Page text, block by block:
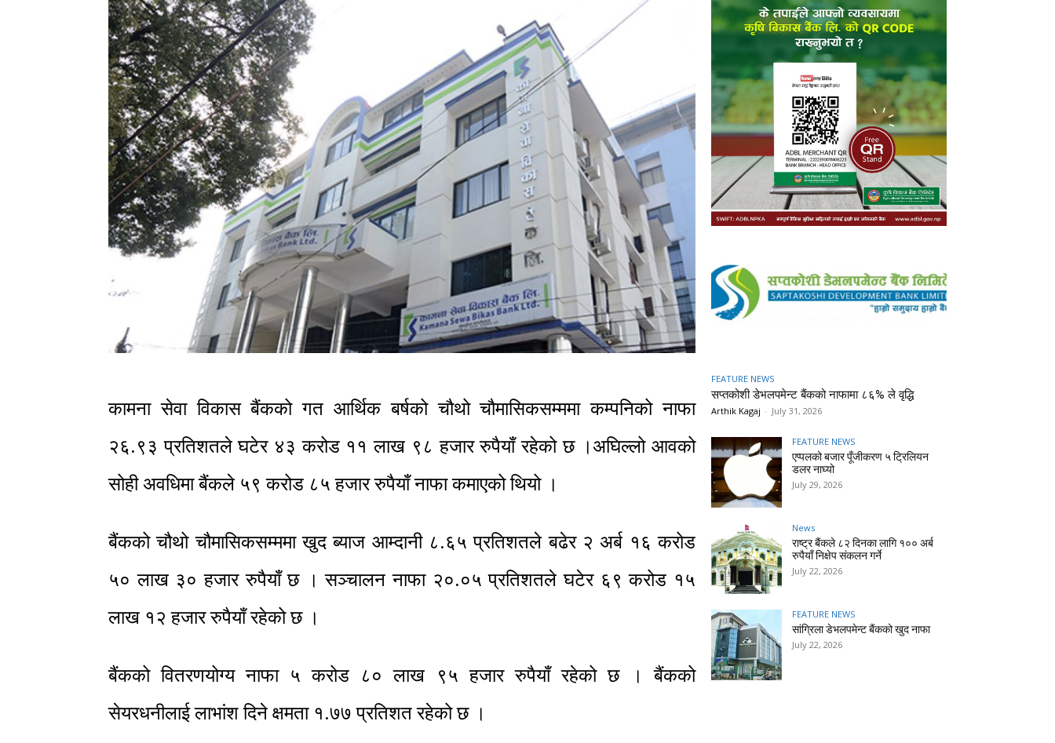
कामना सेवा विकास बैंकको गत आर्थिक बर्षको चौथो चौमासिकसम्ममा कम्पनिको नाफा
२६.९३ प्रतिशतले घटेर ४३ करोड ११ लाख ९८ हजार रुपैयाँ रहेको छ ।अघिल्लो आवको
सोही अवधिमा बैंकले ५९ करोड ८५ हजार रुपैयाँ नाफा कमाएको थियो ।
बैंकको चौथो चौमासिकसम्ममा खुद ब्याज आम्दानी ८.६५ प्रतिशतले बढेर २ अर्ब १६ करोड
५० लाख ३० हजार रुपैयाँ छ । सञ्चालन नाफा २०.०५ प्रतिशतले घटेर ६९ करोड १५
लाख १२ हजार रुपैयाँ रहेको छ ।
बैंकको वितरणयोग्य नाफा ५ करोड ८० लाख ९५ हजार रुपैयाँ रहेको छ । बैंकको
सेयरधनीलाई लाभांश दिने क्षमता १.७७ प्रतिशत रहेको छ ।
FEATURE NEWS
सप्तकोशी डेभलपमेन्ट बैंकको नाफामा ८६% ले वृद्धि
Arthik Kagaj - July 31, 2026
FEATURE NEWS
एप्पलको बजार पूँजीकरण ५ ट्रिलियन
डलर नाघ्यो
July 29, 2026
News
राष्ट्र बैंकले ८२ दिनका लागि १०० अर्ब
रुपैयाँ निक्षेप संकलन गर्ने
July 22, 2026
FEATURE NEWS
सांग्रिला डेभलपमेन्ट बैंकको खुद नाफा
July 22, 2026